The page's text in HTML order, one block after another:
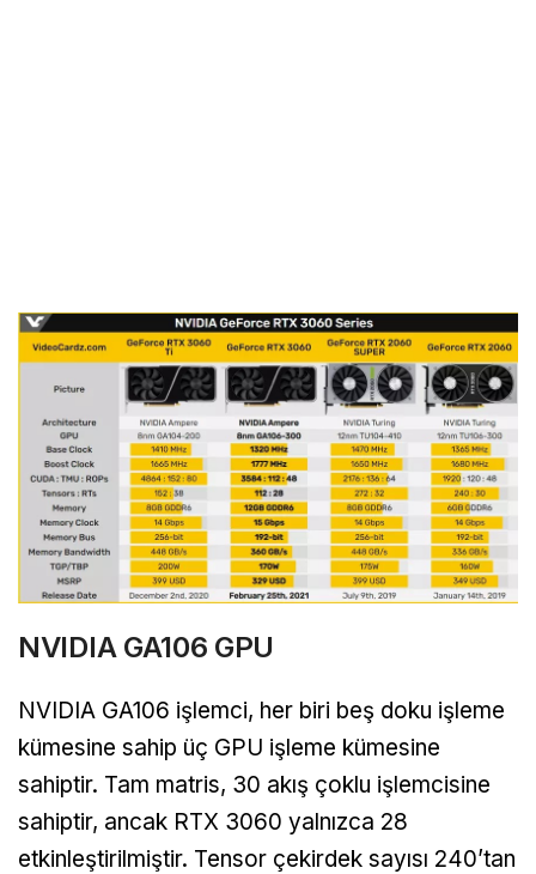
NVIDIA GA106 GPU
NVIDIA GA106 işlemci, her biri beş doku işleme
kümesine sahip üç GPU işleme kümesine
sahiptir. Tam matris, 30 akış çoklu işlemcisine
sahiptir, ancak RTX 3060 yalnızca 28
etkinleştirilmiştir. Tensor çekirdek sayısı 240’tan